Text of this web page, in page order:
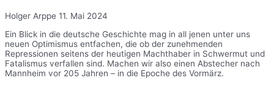
Holger Arppe 11. Mai 2024
Ein Blick in die deutsche Geschichte mag in all jenen unter uns
neuen Optimismus entfachen, die ob der zunehmenden
Repressionen seitens der heutigen Machthaber in Schwermut und
Fatalismus verfallen sind. Machen wir also einen Abstecher nach
Mannheim vor 205 Jahren – in die Epoche des Vormärz.